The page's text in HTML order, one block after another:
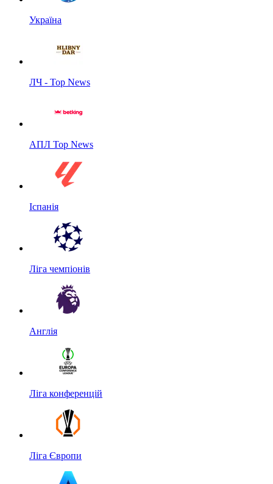
Україна
ЛЧ - Top News
АПЛ Top News
Іспанія
Ліга чемпіонів
Англія
Ліга конференцій
Ліга Європи